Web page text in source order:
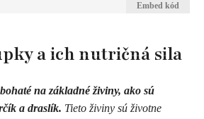
Embed kód
a ich nutričná sila
na základné živiny, ako sú
a draslík. Tieto živiny sú životne